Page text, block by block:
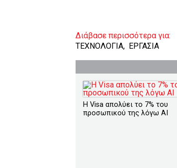
Διάβασε περισσότερα για:
ΤΕΧΝΟΛΟΓΙΑ, ΕΡΓΑΣΙΑ
H Visa απολύει το 7% του
προσωπικού της λόγω ΑΙ